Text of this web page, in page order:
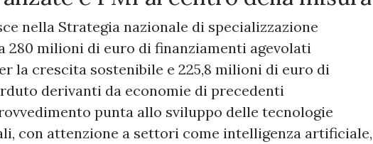
nella Strategia nazionale di specializzazione
280 milioni di euro di finanziamenti agevolati
la crescita sostenibile e 225,8 milioni di euro di
derivanti da economie di precedenti
punta allo sviluppo delle tecnologie
con attenzione a settori come intelligenza artificiale,